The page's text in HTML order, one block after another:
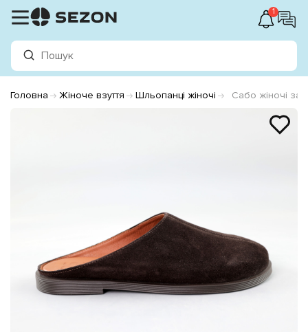
1
Головна Жіноче взуття Шльопанці жіночі Сабо жіночі